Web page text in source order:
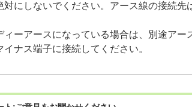
対にしないでください。アース線の接続
ィーアースになっている場合は、別途ア
ナス端子に接続してください。